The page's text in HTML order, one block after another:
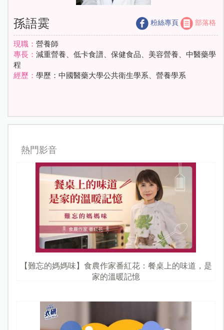
孫語霙 粉絲專頁 部落格
現職： 營養師
專長： 減重營養、低卡食譜、保健食品、美容營養、中醫藥學
程
經歷： 學歷：中國醫藥大學公共衛生學系、營養學系
熱門影音
【難忘的媽媽味】食農作家番紅花：餐桌上的味道，是
家的溫暖記憶